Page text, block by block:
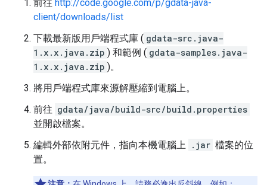
前往 http://code.google.com/p/gdata-java-
client/downloads/list
下載最新版用戶端程式庫 ( gdata-src.java-
1.x.x.java.zip ) 和範例 ( gdata-samples.java-
1.x.x.java.zip )。
將用戶端程式庫來源解壓縮到電腦上。
前往 gdata/java/build-src/build.properties
並開啟檔案。
編輯外部依附元件，指向本機電腦上 .jar 檔案的位
置。